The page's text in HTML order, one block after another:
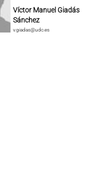
Víctor Manuel Giadás
Sánchez
v.giadas@udc.es